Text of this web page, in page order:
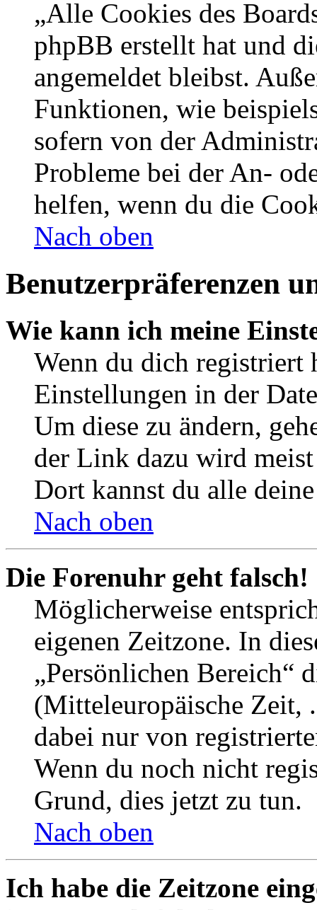
„Alle Cookies des
phpBB erstellt hat und
angemeldet bleibst.
Funktionen, wie
sofern von der
Probleme bei der An-
helfen, wenn du die
Nach oben
Benutzerpräferenzen
Wie kann ich meine
Wenn du dich registriert
Einstellungen in der
Um diese zu ändern,
der Link dazu wird
Dort kannst du alle
Nach oben
Die Forenuhr geht falsch!
Möglicherweise
eigenen Zeitzone. In
„Persönlichen Bereich“
(Mitteleuropäische Zeit,
dabei nur von
Wenn du noch nicht
Grund, dies jetzt zu tun.
Nach oben
Ich habe die Zeitzone